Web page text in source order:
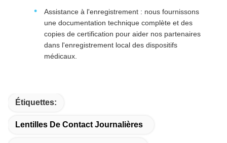
Assistance à l'enregistrement : nous fournissons
une documentation technique complète et des
copies de certification pour aider nos partenaires
dans l'enregistrement local des dispositifs
médicaux.
Étiquettes:
Lentilles De Contact Journalières